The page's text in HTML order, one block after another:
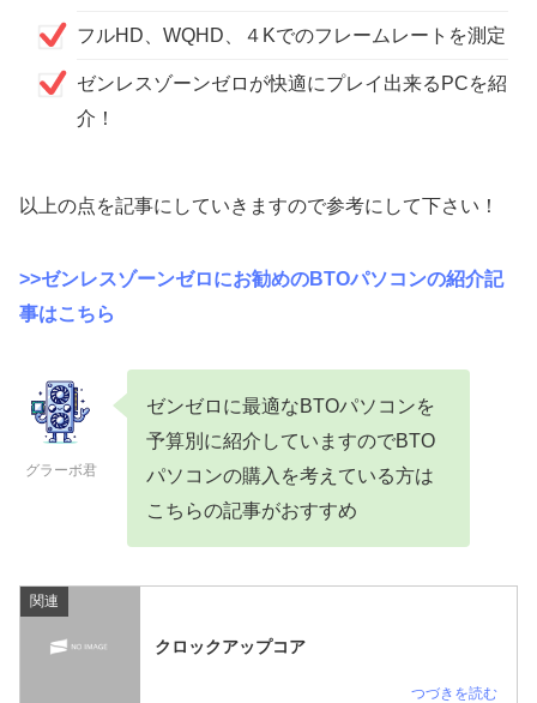
フルHD、WQHD、４Kでのフレームレートを測定
ゼンレスゾーンゼロが快適にプレイ出来るPCを紹
介！
以上の点を記事にしていきますので参考にして下さい！
>>ゼンレスゾーンゼロにお勧めのBTOパソコンの紹介記
事はこちら
グラーボ君
ゼンゼロに最適なBTOパソコンを
予算別に紹介していますのでBTO
パソコンの購入を考えている方は
こちらの記事がおすすめ
関連
クロックアップコア